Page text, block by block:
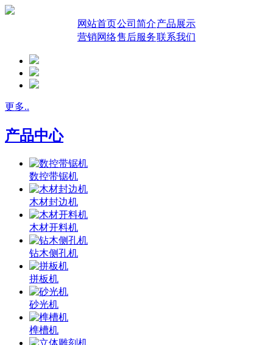
网站首页公司简介产品展示
营销网络售后服务联系我们
更多..
产品中心
数控带锯机
木材封边机
木材开料机
钻木侧孔机
拼板机
砂光机
榫槽机